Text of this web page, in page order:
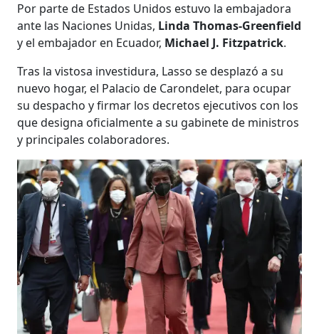
Por parte de Estados Unidos estuvo la embajadora
ante las Naciones Unidas, Linda Thomas-Greenfield
y el embajador en Ecuador, Michael J. Fitzpatrick.
Tras la vistosa investidura, Lasso se desplazó a su
nuevo hogar, el Palacio de Carondelet, para ocupar
su despacho y firmar los decretos ejecutivos con los
que designa oficialmente a su gabinete de ministros
y principales colaboradores.